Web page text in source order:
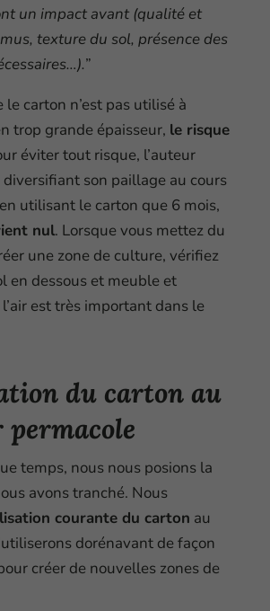
un impact avant (qualité et
texture du sol, présence des
”
carton n’est pas utilisé à
trop grande épaisseur, le risque
éviter tout risque, l’auteur
diversifiant son paillage au cours
utilisant le carton que 6 mois,
nul. Lorsque vous mettez du
une zone de culture, vérifiez
en dessous et meuble et
est très important dans le
du carton au
permacole
temps, nous nous posions la
avons tranché. Nous
courante du carton au
dorénavant de façon
créer de nouvelles zones de